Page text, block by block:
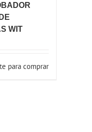
WIT
para comprar